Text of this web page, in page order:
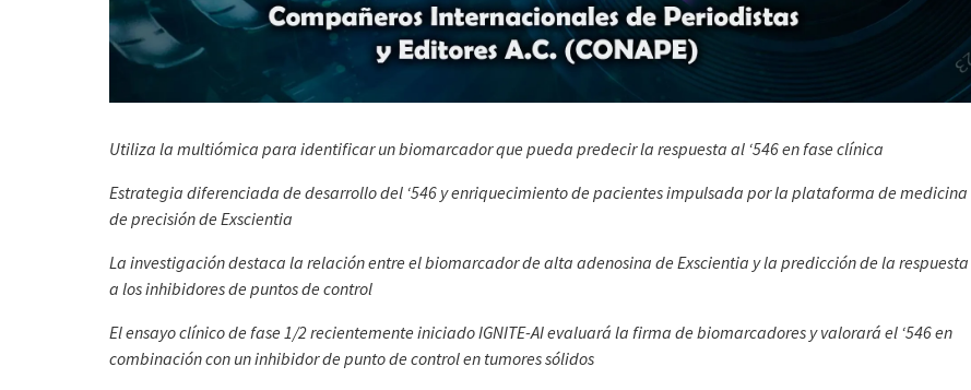
Utiliza la multiómica para identificar un biomarcador que pueda predecir la respuesta al ‘546 en fase clínica
Estrategia diferenciada de desarrollo del ‘546 y enriquecimiento de pacientes impulsada por la plataforma de medicina
de precisión de Exscientia
La investigación destaca la relación entre el biomarcador de alta adenosina de Exscientia y la predicción de la respuesta
a los inhibidores de puntos de control
El ensayo clínico de fase 1/2 recientemente iniciado IGNITE-AI evaluará la firma de biomarcadores y valorará el ‘546 en
combinación con un inhibidor de punto de control en tumores sólidos